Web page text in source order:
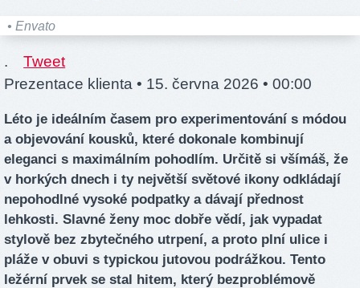
• Envato
.
Tweet
Prezentace klienta • 15. června 2026 • 00:00
Léto je ideálním časem pro experimentování s módou
a objevování kousků, které dokonale kombinují
eleganci s maximálním pohodlím. Určitě si všímáš, že
v horkých dnech i ty největší světové ikony odkládají
nepohodlné vysoké podpatky a dávají přednost
lehkosti. Slavné ženy moc dobře vědí, jak vypadat
stylově bez zbytečného utrpení, a proto plní ulice i
pláže v obuvi s typickou jutovou podrážkou. Tento
ležérní prvek se stal hitem, který bezproblémově